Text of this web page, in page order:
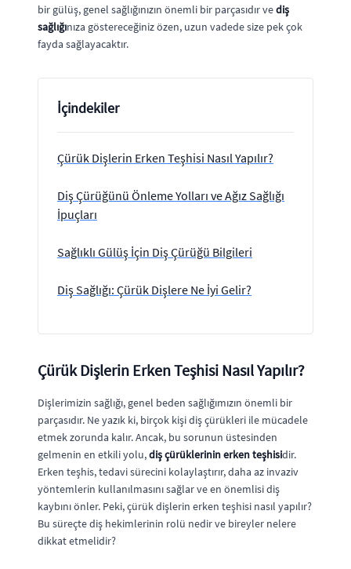
bir gülüş, genel sağlığınızın önemli bir parçasıdır vediş
sağlığınıza göstereceğiniz özen, uzun vadede size pek çok
fayda sağlayacaktır.
İçindekiler
Çürük Dişlerin Erken Teşhisi Nasıl Yapılır?
Diş Çürüğünü Önleme Yolları ve Ağız Sağlığı
İpuçları
Sağlıklı Gülüş İçin Diş Çürüğü Bilgileri
Diş Sağlığı: Çürük Dişlere Ne İyi Gelir?
Çürük Dişlerin Erken Teşhisi Nasıl Yapılır?
Dişlerimizin sağlığı, genel beden sağlığımızın önemli bir
parçasıdır. Ne yazık ki, birçok kişi diş çürükleri ile mücadele
etmek zorunda kalır. Ancak, bu sorunun üstesinden
gelmenin en etkili yolu,diş çürüklerinin erken teşhisidir.
Erken teşhis, tedavi sürecini kolaylaştırır, daha az invaziv
yöntemlerin kullanılmasını sağlar ve en önemlisi diş
kaybını önler. Peki, çürük dişlerin erken teşhisi nasıl yapılır?
Bu süreçte diş hekimlerinin rolü nedir ve bireyler nelere
dikkat etmelidir?